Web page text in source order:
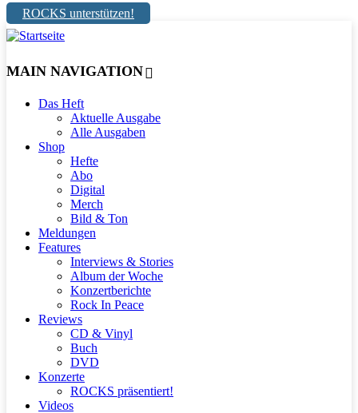
ROCKS unterstützen!
MAIN NAVIGATION
Das Heft
Aktuelle Ausgabe
Alle Ausgaben
Shop
Hefte
Abo
Digital
Merch
Bild & Ton
Meldungen
Features
Interviews & Stories
Album der Woche
Konzertberichte
Rock In Peace
Reviews
CD & Vinyl
Buch
DVD
Konzerte
ROCKS präsentiert!
Videos